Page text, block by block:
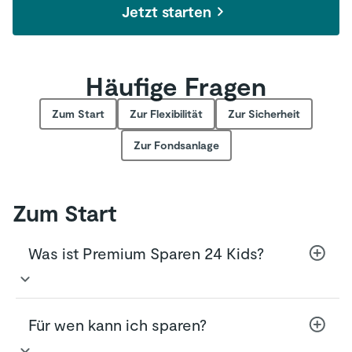
Jetzt starten
Häufige Fragen
Zum Start Zur Flexibilität Zur Sicherheit
Zur Fondsanlage
Zum Start
Was ist Premium Sparen 24 Kids?
unserer innovativen, fondsgebundenen
Für wen kann ich sparen?